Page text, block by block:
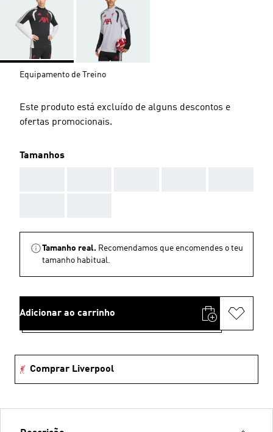
Equipamento de Treino
Este produto está excluído de alguns descontos e
ofertas promocionais.
Tamanhos
Tamanho real. Recomendamos que encomendes o teu
tamanho habitual.
Adicionar ao carrinho
Comprar Liverpool